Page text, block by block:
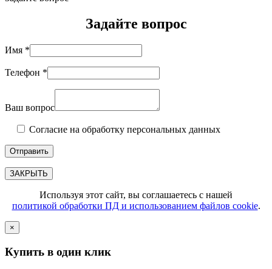
Задайте вопрос
Имя *
Телефон *
Ваш вопрос
Согласие на обработку персональных данных
ЗАКРЫТЬ
Используя этот сайт, вы соглашаетесь с нашей
политикой обработки ПД и использованием файлов cookie.
×
Купить в один клик